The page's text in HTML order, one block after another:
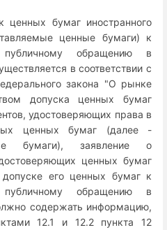
ценных бумаг иностранного
ценные бумаги) к
обращению в
в соответствии с
закона "О рынке
допуска ценных бумаг
удостоверяющих права в
ценных бумаг (далее -
бумаги), заявление о
ценных бумаг
допуске его ценных бумаг к
обращению в
содержать информацию,
12.1 и 12.2 пункта 12